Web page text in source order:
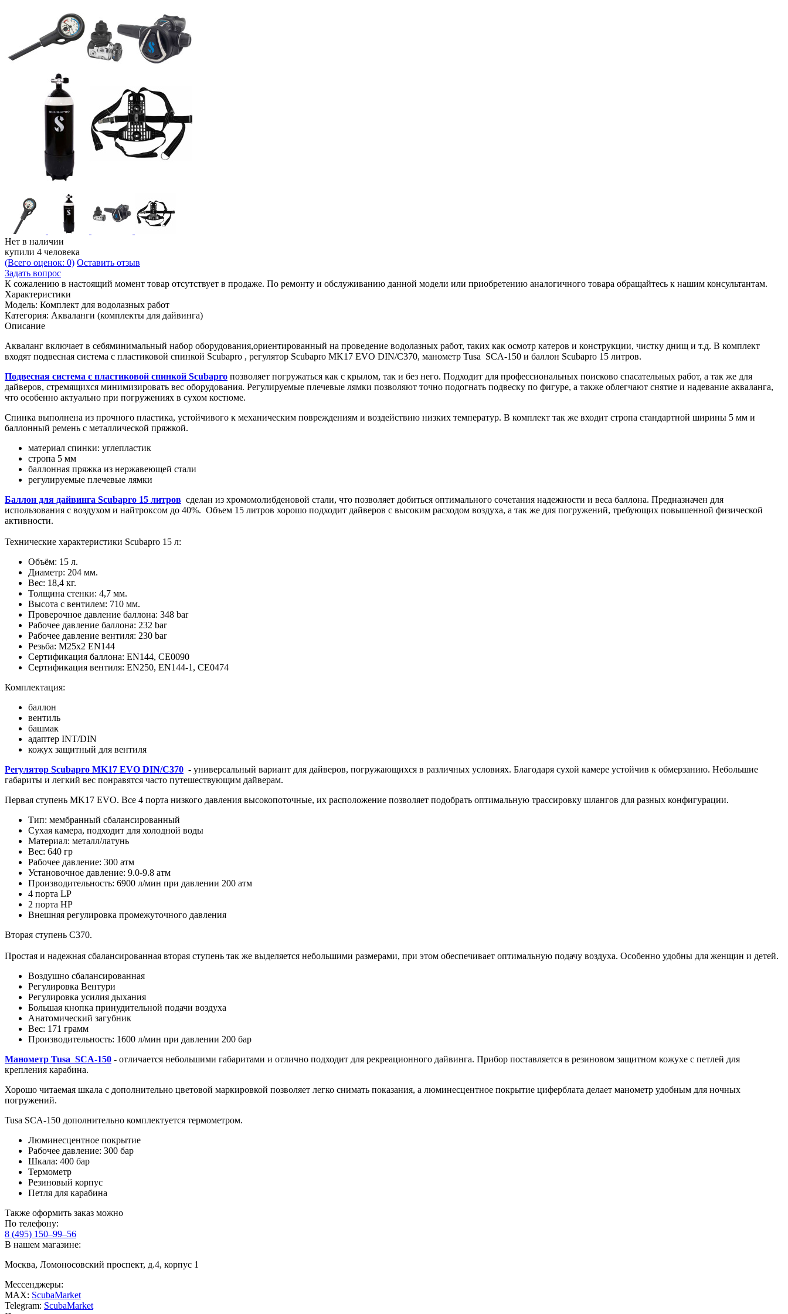
Нет в наличии
купили 4 человека
(Всего оценок: 0) Оставить отзыв
Задать вопрос
К сожалению в настоящий момент товар отсутствует в продаже. По ремонту и обслуживанию данной модели или приобретению аналогичного товара обращайтесь к нашим консультантам.
Характеристики
Модель: Комплект для водолазных работ
Категория: Акваланги (комплекты для дайвинга)
Описание
Акваланг включает в себяминимальный набор оборудования,ориентированный на проведение водолазных работ, таких как осмотр катеров и конструкции, чистку днищ и т.д. В комплект
входят подвесная система с пластиковой спинкой Scubapro , регулятор Scubapro MK17 EVO DIN/С370, манометр Tusa SCA-150 и баллон Scubapro 15 литров.
Подвесная система c пластиковой спинкой Scubapro позволяет погружаться как с крылом, так и без него. Подходит для профессиональных поисково спасательных работ, а так же для
дайверов, стремящихся минимизировать вес оборудования. Регулируемые плечевые лямки позволяют точно подогнать подвеску по фигуре, а также облегчают снятие и надевание акваланга,
что особенно актуально при погружениях в сухом костюме.
Спинка выполнена из прочного пластика, устойчивого к механическим повреждениям и воздействию низких температур. В комплект так же входит стропа стандартной ширины 5 мм и
баллонный ремень с металлической пряжкой.
материал спинки: углепластик
стропа 5 мм
баллонная пряжка из нержавеющей стали
регулируемые плечевые лямки
Баллон для дайвинга Scubapro 15 литров сделан из хромомолибденовой стали, что позволяет добиться оптимального сочетания надежности и веса баллона. Предназначен для
использования с воздухом и найтроксом до 40%. Объем 15 литров хорошо подходит дайверов с высоким расходом воздуха, а так же для погружений, требующих повышенной физической
активности.
Технические характеристики Scubapro 15 л:
Объём: 15 л.
Диаметр: 204 мм.
Вес: 18,4 кг.
Толщина стенки: 4,7 мм.
Высота с вентилем: 710 мм.
Проверочное давление баллона: 348 bar
Рабочее давление баллона: 232 bar
Рабочее давление вентиля: 230 bar
Резьба: M25х2 EN144
Сертификация баллона: EN144, CE0090
Сертификация вентиля: EN250, EN144-1, CE0474
Комплектация:
баллон
вентиль
башмак
адаптер INT/DIN
кожух защитный для вентиля
Регулятор Scubapro MK17 EVO DIN/С370 - универсальный вариант для дайверов, погружающихся в различных условиях. Благодаря сухой камере устойчив к обмерзанию. Небольшие
габариты и легкий вес понравятся часто путешествующим дайверам.
Первая ступень MK17 EVO. Все 4 порта низкого давления высокопоточные, их расположение позволяет подобрать оптимальную трассировку шлангов для разных конфигурации.
Тип: мембранный сбалансированный
Сухая камера, подходит для холодной воды
Материал: металл/латунь
Вес: 640 гр
Рабочее давление: 300 атм
Установочное давление: 9.0-9.8 атм
Производительность: 6900 л/мин при давлении 200 атм
4 порта LP
2 порта HP
Внешняя регулировка промежуточного давления
Вторая ступень C370.
Простая и надежная сбалансированная вторая ступень так же выделяется небольшими размерами, при этом обеспечивает оптимальную подачу воздуха. Особенно удобны для женщин и детей.
Воздушно сбалансированная
Регулировка Вентури
Регулировка усилия дыхания
Большая кнопка принудительной подачи воздуха
Анатомический загубник
Вес: 171 грамм
Производительность: 1600 л/мин при давлении 200 бар
Манометр Tusa SCA-150 - отличается небольшими габаритами и отлично подходит для рекреационного дайвинга. Прибор поставляется в резиновом защитном кожухе с петлей для
крепления карабина.
Хорошо читаемая шкала с дополнительно цветовой маркировкой позволяет легко снимать показания, а люминесцентное покрытие циферблата делает манометр удобным для ночных
погружений.
Tusa SCA-150 дополнительно комплектуется термометром.
Люминесцентное покрытие
Рабочее давление: 300 бар
Шкала: 400 бар
Термометр
Резиновый корпус
Петля для карабина
Также оформить заказ можно
По телефону:
8 (495) 150–99–56
В нашем магазине:
Москва, Ломоносовский проспект, д.4, корпус 1
Мессенджеры:
MAX: ScubaMarket
Telegram: ScubaMarket